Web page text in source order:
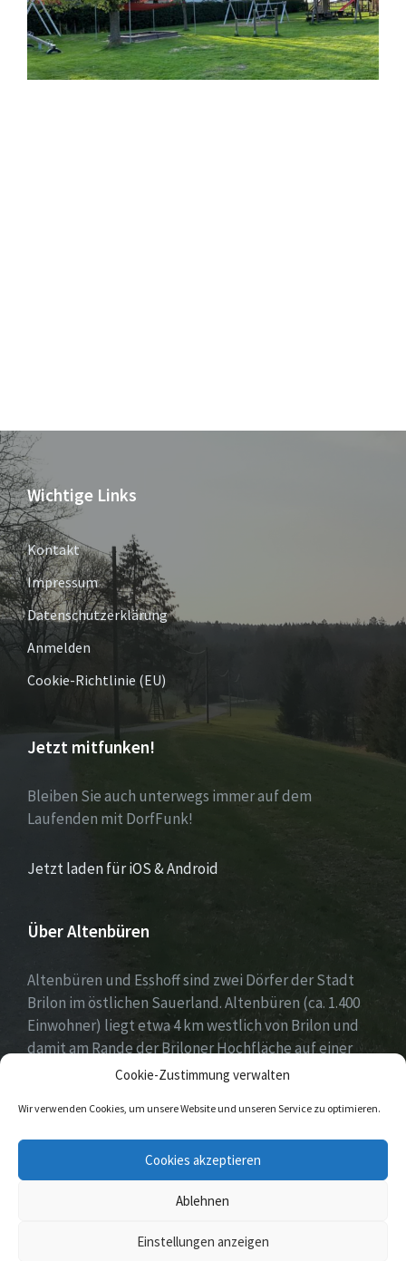
Cookie-Zustimmung verwalten
Wir verwenden Cookies, um unsere Website und unseren Service zu optimieren.
Cookies akzeptieren
Ablehnen
Einstellungen anzeigen
Wichtige Links
Kontakt
Impressum
Datenschutzerklärung
Anmelden
Cookie-Richtlinie (EU)
Jetzt mitfunken!
Bleiben Sie auch unterwegs immer auf dem
Laufenden mit DorfFunk!
Jetzt laden für iOS & Android
Über Altenbüren
Altenbüren und Esshoff sind zwei Dörfer der Stadt
Brilon im östlichen Sauerland. Altenbüren (ca. 1.400
Einwohner) liegt etwa 4 km westlich von Brilon und
damit am Rande der Briloner Hochfläche auf einer
Höhe von etwa 464 m ü. NN. Esshoff (ca. 80 Einwohner)
Stadt Brilon und liegt 3 km nordwestlich von
Altenbüren. Beide Dörfer zeichnen sich durch ein sehr
reges Vereinsleben aus.